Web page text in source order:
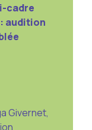
cadre
audition
Givernet,